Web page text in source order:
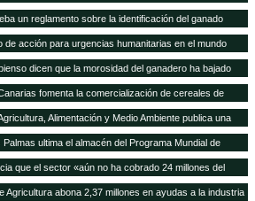
reducido no suba del 10 al 21%
un reglamento sobre la identificación del ganado
de acción para urgencias humanitarias en el mundo
dicen que la morosidad del ganadero ha bajado
fomenta la comercialización de cereales de
de Canarias
Alimentación y Medio Ambiente publica una
de subvenciones para proyectos de investigación
ganadero por 6,3 millones de euros
Palmas ultima el almacén del Programa Mundial de
que el sector «aún no ha cobrado 24 millones del
Agricultura abona 2,37 millones en ayudas a la industria